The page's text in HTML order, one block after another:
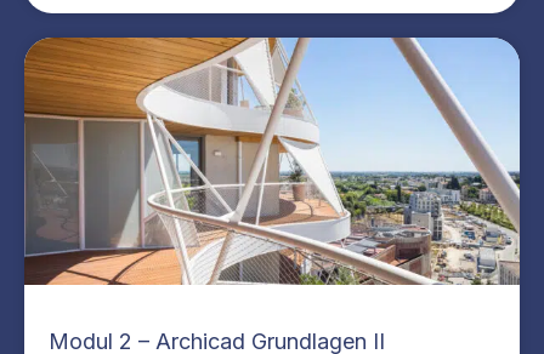
Modul 2 – Archicad Grundlagen II